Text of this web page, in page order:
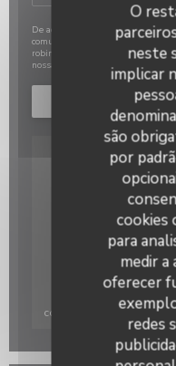
O
neste
implicar
são
por
cookies
para
medir a
oferecer
redes
De acordo com a legislação de
comunicações de marketing. Pode
robinson.pt
. Para mais
nossa
política de privacidade
Para exibir o mapa
cookies do Waze Map
dados de